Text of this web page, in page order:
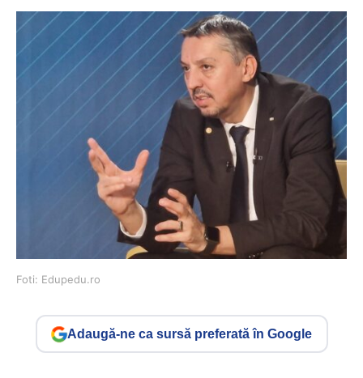
Foti: Edupedu.ro
Adaugă-ne ca sursă preferată în Google